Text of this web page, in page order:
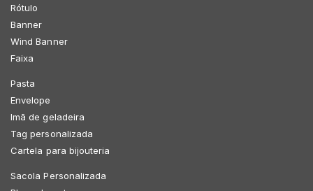
Rótulo
Banner
Wind Banner
Faixa
Pasta
Envelope
Imã de geladeira
Tag personalizada
Cartela para bijouteria
Sacola Personalizada